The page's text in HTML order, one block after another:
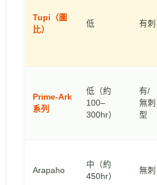
Tupi（圖
比）
低 有刺
Prime-Ark
系列
低（約
100–
300hr）
有/
無刺
型
Arapaho
中（約
450hr）
無刺